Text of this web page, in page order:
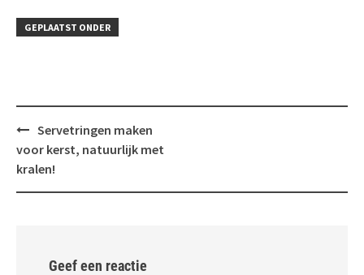
GEPLAATST ONDER
Bericht
navigatie
Servetringen maken
voor kerst, natuurlijk met
kralen!
Geef een reactie